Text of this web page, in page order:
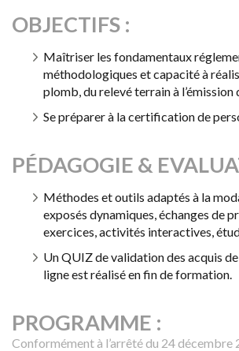
OBJECTIFS :
Maîtriser les fondamentaux
méthodologiques et capacité à
plomb, du relevé terrain à
Se préparer à la certification de
PÉDAGOGIE &
Méthodes et outils adaptés à la
exposés dynamiques, échanges de
exercices, activités interactives,
Un QUIZ de validation des acquis
ligne est réalisé en fin de formation.
PROGRAMME :
Conformément à l’arrêté du 24 décembre